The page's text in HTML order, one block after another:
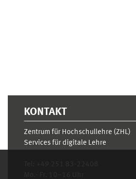
KONTAKT
Zentrum für Hochschullehre (ZHL)
Services für digitale Lehre